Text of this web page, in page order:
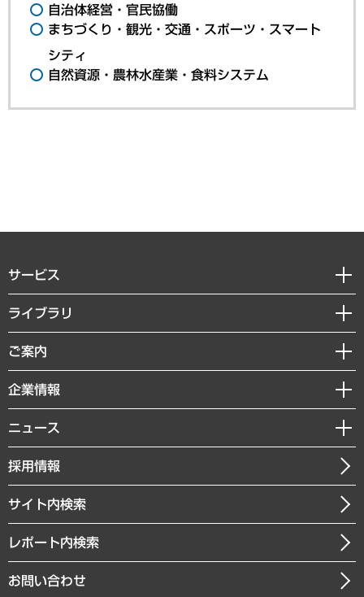
自治体経営・官民協働
まちづくり・観光・交通・スポーツ・スマート
シティ
自然資源・農林水産業・食料システム
サービス
経営戦略
組織・人事戦略
デジタルイノベーション
共生・ダイバーシティ
GRC（ガバナンス・リスク・コンプライアンス）・防災（政策）
経済・産業・雇用・労働
まちづくり・観光・交通・スポーツ・スマートシティ
自然資源・農林水産業・食料システム
ライブラリ
経済調査
レポート
コラム
経営用語集
受託・受注実績（官公庁関連）
メディア掲載・出演
ご案内
セミナー・イベント情報
MUFGビジネスセミナー
受託案件情報
企業情報
私たちの想い
社長メッセージ
会社概要
沿革
組織図・本部部室紹介
インドネシア現地法人
ニュース
ニュースリリース
お知らせ
採用情報
サイト内検索
レポート内検索
お問い合わせ